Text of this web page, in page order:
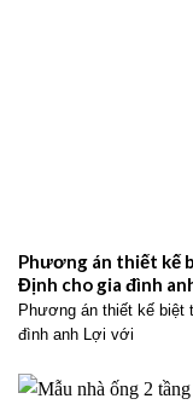
Phương án thiết kế
Định cho gia đình
Phương án thiết kế biệt
đình anh Lợi với